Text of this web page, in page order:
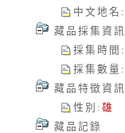
中文地名 :
藏品採集資訊
採集時間 :
採集數量 :
藏品特徵資訊
性別 : 雄
藏品記錄